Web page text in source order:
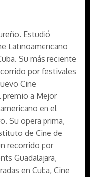
Estudió
Latinoamericano
Su más reciente
por festivales
Cine
premio a Mejor
en el
Su opera prima,
de Cine de
recorrido por
Guadalajara,
en Cuba, Cine